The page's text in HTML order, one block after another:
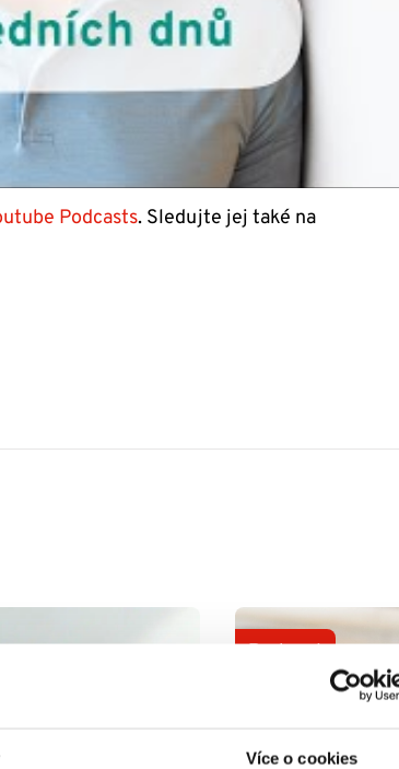
Více o cookies
Podcasts. Sledujte jej také na
Podcast